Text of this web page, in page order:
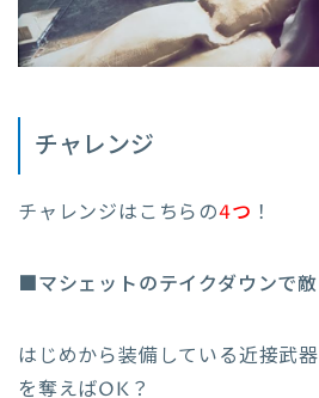
チャレンジ
チャレンジはこちらの4つ ！
■マシェットのテイクダウンで
はじめから装備している近接武
を奪えばOK？